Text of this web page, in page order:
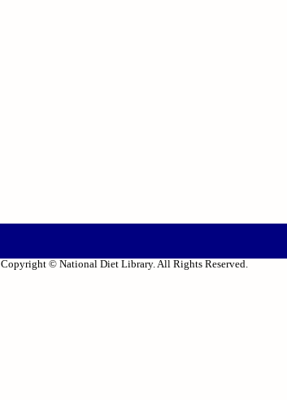
Copyright © National Diet Library. All Rights Reserved.